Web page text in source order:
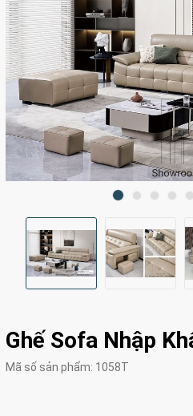
Ghế Sofa Nhập
Mã số sản phẩm: 1058T